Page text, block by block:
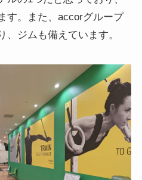
す。また、accorグループ
ジムも備えています。